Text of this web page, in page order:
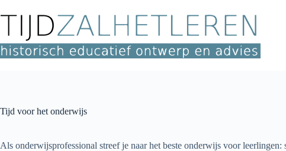
naar
inhoud
Tijd voor het onderwijs
Als onderwijsprofessional streef je naar het beste onderwijs voor